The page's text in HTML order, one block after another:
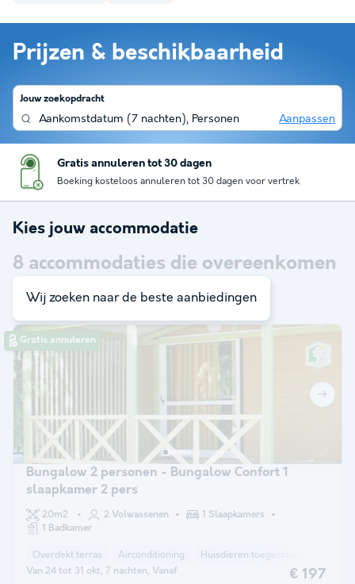
Prijzen & beschikbaarheid
Jouw zoekopdracht
Aankomstdatum (7 nachten), Personen Aanpassen
Gratis annuleren tot 30 dagen
Boeking kosteloos annuleren tot 30 dagen voor vertrek
Kies jouw accommodatie
8 accommodaties die overeenkomen
met je zoekopdracht
Gratis annuleren
Bungalow 2 personen - Bungalow Confort 1
slaapkamer 2 pers
20m2 2 Volwassenen
1 Slaapkamers
1 Badkamer
Overdekt terras Airconditioning Huisdieren toegestaan *
Van 24 tot 31 okt, 7 nachten, Vanaf € 197
Wij zoeken naar de beste aanbiedingen